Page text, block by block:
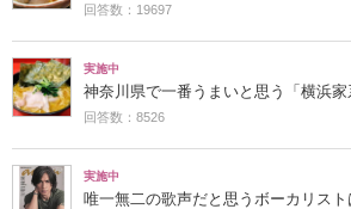
回答数：19697
実施中
神奈川県で一番うまいと思う「横浜
回答数：8526
実施中
唯一無二の歌声だと思うボーカリスト